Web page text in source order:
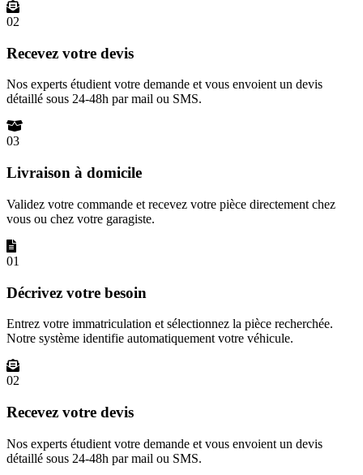
02
Recevez votre devis
Nos experts étudient votre demande et vous envoient un devis
détaillé sous 24-48h par mail ou SMS.
03
Livraison à domicile
Validez votre commande et recevez votre pièce directement chez
vous ou chez votre garagiste.
01
Décrivez votre besoin
Entrez votre immatriculation et sélectionnez la pièce recherchée.
Notre système identifie automatiquement votre véhicule.
02
Recevez votre devis
Nos experts étudient votre demande et vous envoient un devis
détaillé sous 24-48h par mail ou SMS.